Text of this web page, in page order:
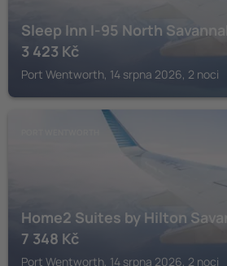
Sleep Inn I-95 North
3 423 Kč
Port Wentworth, 14 srpna 2026, 2 noci
Home2 Suites by Hilton
7 348 Kč
Port Wentworth, 14 srpna 2026, 2 noci